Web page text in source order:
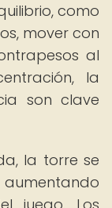
como
mover con
al
la
son clave
la torre se
aumentando